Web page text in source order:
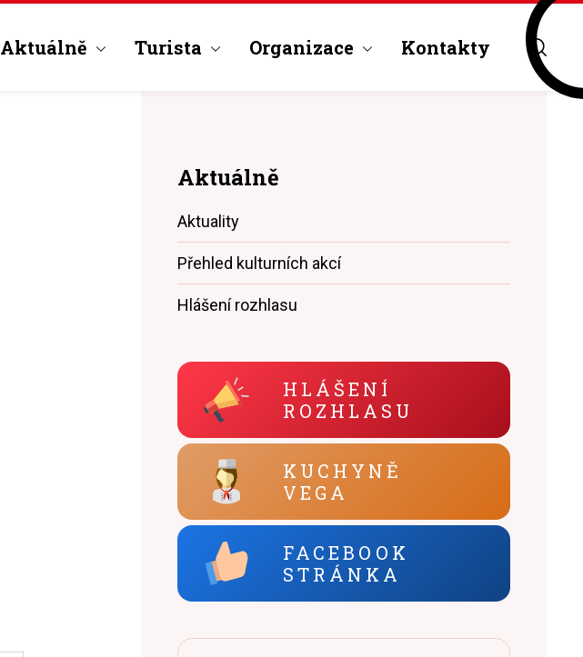
Aktuálně Turista Organizace Kontakty
Aktuálně
Aktuality
Přehled kulturních akcí
Hlášení rozhlasu
HLÁŠENÍ
ROZHLASU
KUCHYNĚ
VEGA
FACEBOOK
STRÁNKA